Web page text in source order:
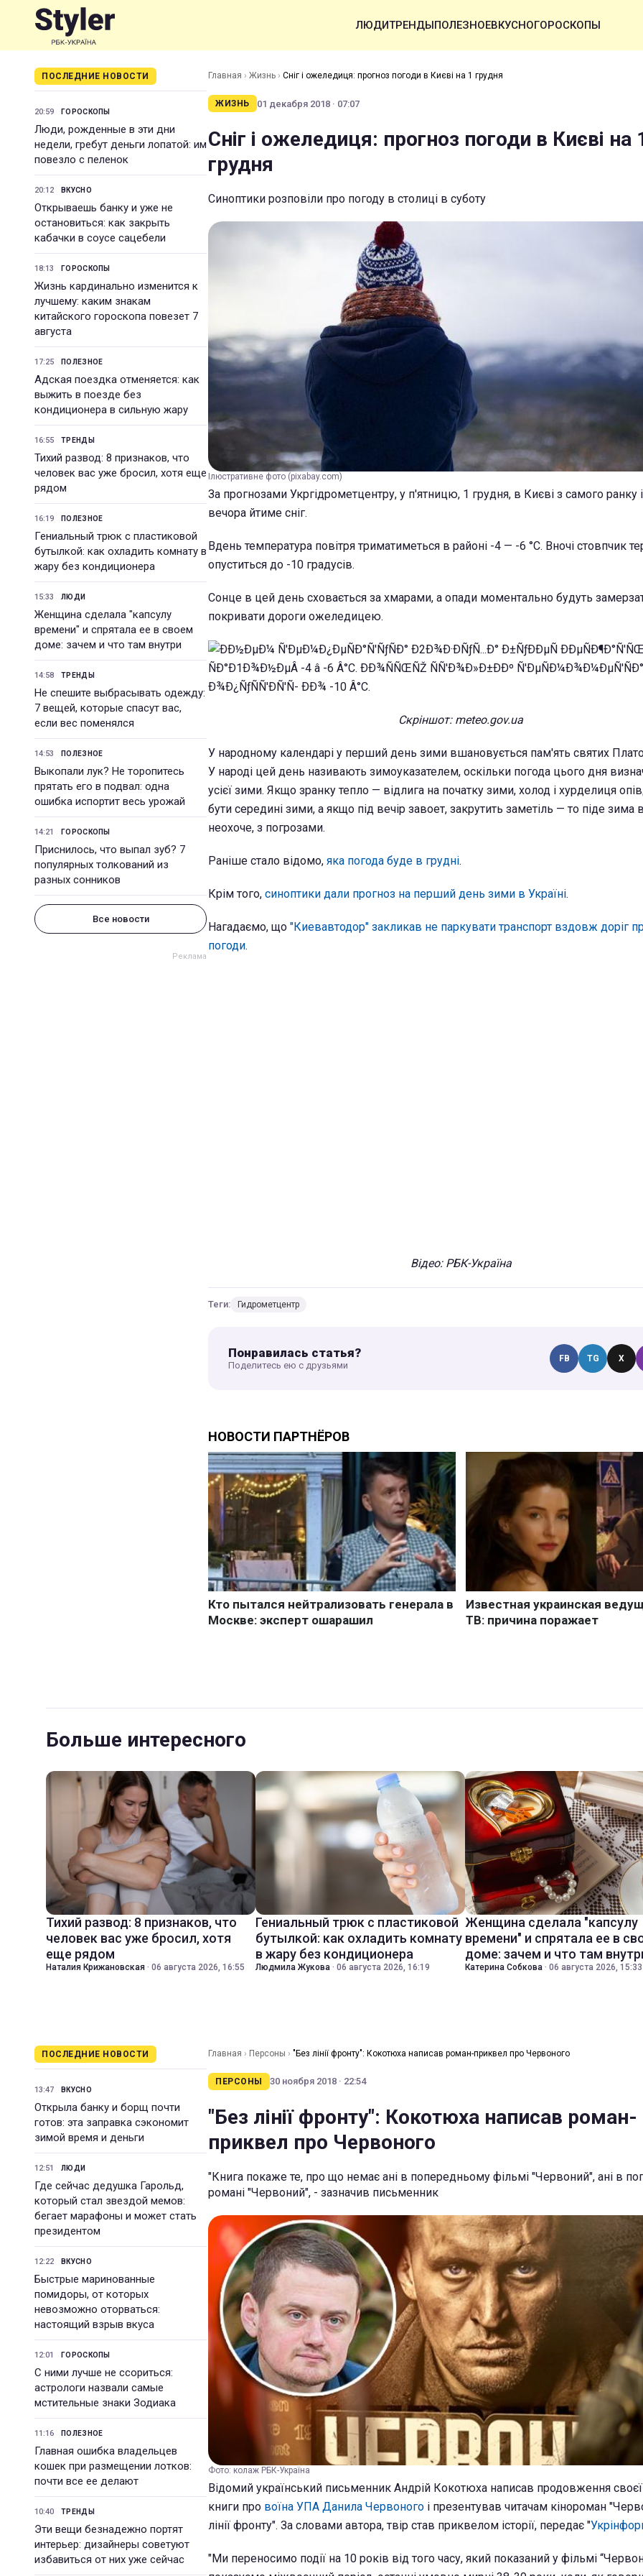
ЛЮДИТРЕНДЫПОЛЕЗНОЕВКУСНОГОРОСКОПЫ
ПОСЛЕДНИЕ НОВОСТИ
20:59 ГОРОСКОПЫ
Люди, рожденные в эти дни
недели, гребут деньги лопатой: им
повезло с пеленок
20:12 ВКУСНО
Открываешь банку и уже не
остановиться: как закрыть
кабачки в соусе сацебели
18:13 ГОРОСКОПЫ
Жизнь кардинально изменится к
лучшему: каким знакам
китайского гороскопа повезет 7
августа
17:25 ПОЛЕЗНОЕ
Адская поездка отменяется: как
выжить в поезде без
кондиционера в сильную жару
16:55 ТРЕНДЫ
Тихий развод: 8 признаков, что
человек вас уже бросил, хотя еще
рядом
16:19 ПОЛЕЗНОЕ
Гениальный трюк с пластиковой
бутылкой: как охладить комнату в
жару без кондиционера
15:33 ЛЮДИ
Женщина сделала "капсулу
времени" и спрятала ее в своем
доме: зачем и что там внутри
14:58 ТРЕНДЫ
Не спешите выбрасывать одежду:
7 вещей, которые спасут вас,
если вес поменялся
14:53 ПОЛЕЗНОЕ
Выкопали лук? Не торопитесь
прятать его в подвал: одна
ошибка испортит весь урожай
14:21 ГОРОСКОПЫ
Приснилось, что выпал зуб? 7
популярных толкований из
разных сонников
Все новости
Главная › Жизнь › Сніг і ожеледиця: прогноз погоди в Києві на 1 грудня
ЖИЗНЬ 01 декабря 2018 · 07:07
Сніг і ожеледиця: прогноз погоди в Києві на
грудня
Синоптики розповіли про погоду в столиці в суботу
Ілюстративне фото (pixabay.com)
За прогнозами Укргідрометцентру, у п'ятницю, 1 грудня, в Києві з самого ранку
вечора йтиме сніг.
Вдень температура повітря триматиметься в районі -4 — -6 °C. Вночі стовпчик
опуститься до -10 градусів.
Сонце в цей день сховається за хмарами, а опади моментально будуть
покривати дороги ожеледицею.
Скріншот: meteo.gov.ua
У народному календарі у перший день зими вшановується пам'ять святих
У народі цей день називають зимоуказателем, оскільки погода цього дня
усієї зими. Якщо зранку тепло — відлига на початку зими, холод і хурделиця
бути середині зими, а якщо під вечір завоет, закрутить заметіль — то піде зима
неохоче, з погрозами.
Раніше стало відомо, яка погода буде в грудні.
Крім того, синоптики дали прогноз на перший день зими в Україні.
Нагадаємо, що "Киевавтодор" закликав не паркувати транспорт вздовж доріг
погоди.
Відео: РБК-Україна
Теги: Гидрометцентр
Понравилась статья?
Поделитесь ею с друзьями
FB TG X
Больше интересного
Тихий развод: 8 признаков, что
человек вас уже бросил, хотя
еще рядом
Наталия Крижановская · 06 августа 2026, 16:55
Гениальный трюк с пластиковой
бутылкой: как охладить комнату
в жару без кондиционера
Людмила Жукова · 06 августа 2026, 16:19
Женщина сделала "капсулу
времени" и спрятала ее в
доме: зачем и что там
Катерина Собкова · 06 августа 2026, 15:33
ПОСЛЕДНИЕ НОВОСТИ
13:47 ВКУСНО
Открыла банку и борщ почти
готов: эта заправка сэкономит
зимой время и деньги
12:51 ЛЮДИ
Где сейчас дедушка Гарольд,
который стал звездой мемов:
бегает марафоны и может стать
президентом
12:22 ВКУСНО
Быстрые маринованные
помидоры, от которых
невозможно оторваться:
настоящий взрыв вкуса
12:01 ГОРОСКОПЫ
С ними лучше не ссориться:
астрологи назвали самые
мстительные знаки Зодиака
11:16 ПОЛЕЗНОЕ
Главная ошибка владельцев
кошек при размещении лотков:
почти все ее делают
10:40 ТРЕНДЫ
Эти вещи безнадежно портят
интерьер: дизайнеры советуют
избавиться от них уже сейчас
Главная › Персоны › "Без лінії фронту": Кокотюха написав роман-приквел про Червоного
ПЕРСОНЫ 30 ноября 2018 · 22:54
"Без лінії фронту": Кокотюха написав роман-
приквел про Червоного
"Книга покаже те, про що немає ані в попередньому фільмі "Червоний", ані в
романі "Червоний", - зазначив письменник
Фото: колаж РБК-Україна
Відомий український письменник Андрій Кокотюха написав продовження
книги про воїна УПА Данила Червоного і презентував читачам кінороман
лінії фронту". За словами автора, твір став приквелом історії, передає "
"Ми переносимо події на 10 років від того часу, який показаний у фільмі